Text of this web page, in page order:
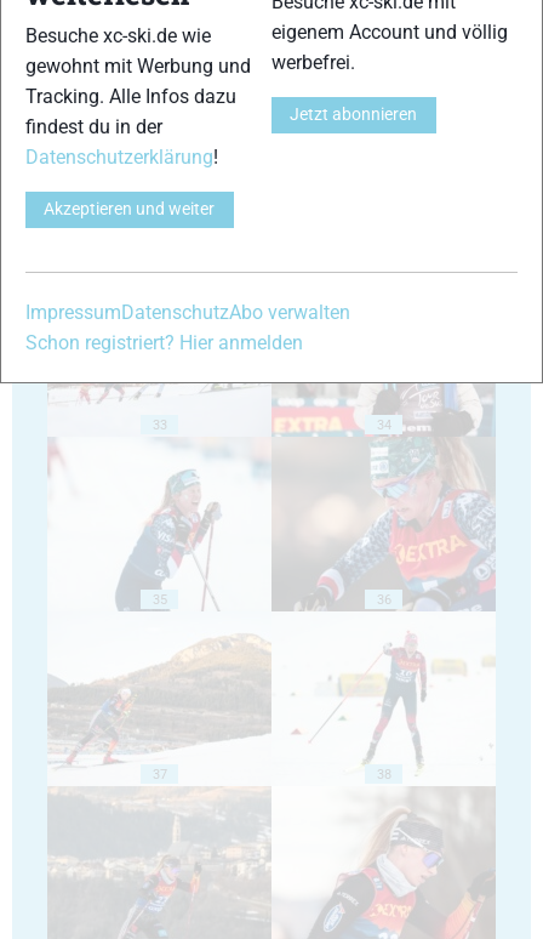
29
33 34
35 36
37 38
Besuche xc-ski.de wie
gewohnt mit Werbung und
Tracking. Alle Infos dazu
findest du in der
Datenschutzerklärung!
Akzeptieren und weiter
eigenem Account und völlig
werbefrei.
Jetzt abonnieren
Impressum DatenschutzAbo verwalten
Schon registriert? Hier anmelden